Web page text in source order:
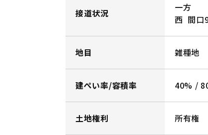
接道状況
一方
西 間
地目 雑種地
建ぺい率/容積率 40% /
土地権利 所有権